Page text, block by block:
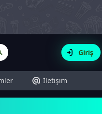
Giriş
İletişim